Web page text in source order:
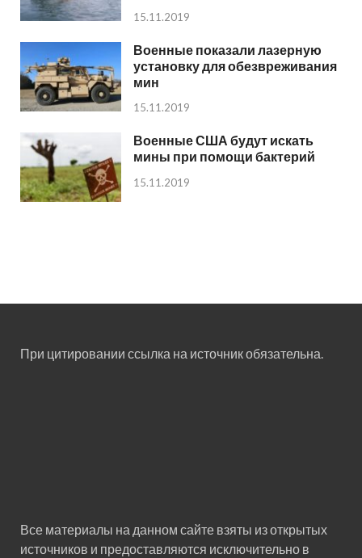
15.11.2019
Военные показали лазерную
установку для обезвреживания
мин
15.11.2019
Военные США будут искать
мины при помощи бактерий
15.11.2019
При цитировании ссылка на источник обязательна.
Все материалы на данном сайте взяты из открытых
источников и предоставляются исключительно в